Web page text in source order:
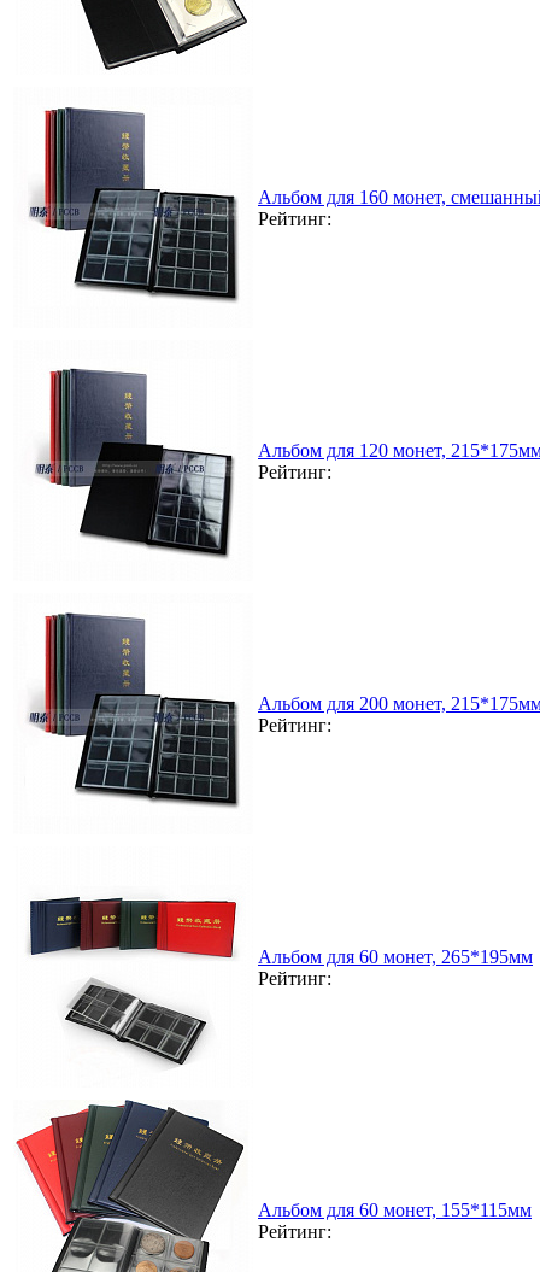
Альбом для 160 монет,
Рейтинг:
Альбом для 120 монет,
Рейтинг:
Альбом для 200 монет,
Рейтинг:
Альбом для 60 монет, 265*195мм
Рейтинг:
Альбом для 60 монет, 155*115мм
Рейтинг: